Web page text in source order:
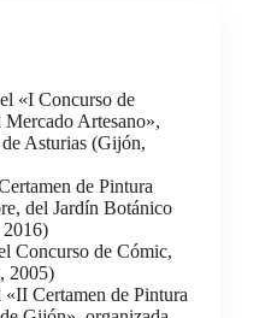
«I Concurso de
Artesano»,
Asturias (Gijón,
de Pintura
del Jardín Botánico
Concurso de Cómic,
2005)
«II Certamen de Pintura